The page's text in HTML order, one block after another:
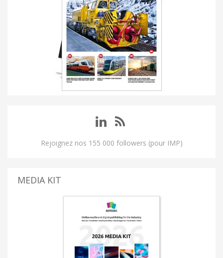
Rejoignez nos 155 000 followers (pour IMP)
MEDIA KIT